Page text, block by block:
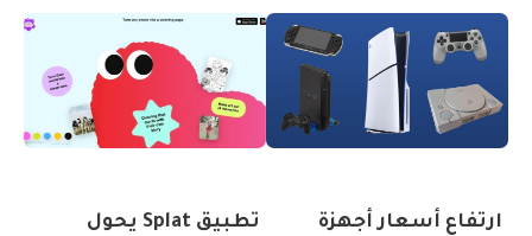
ارتفاع أسعار أجهزة
تطبيق Splat يحول